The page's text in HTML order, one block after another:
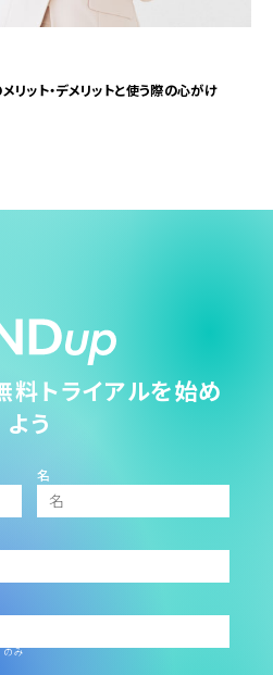
ット・デメリットと使う際の心がけ
トライアルを始め
よう
名
み